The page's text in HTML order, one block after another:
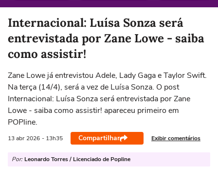
Internacional: Luísa Sonza será
entrevistada por Zane Lowe - saiba
como assistir!
Zane Lowe já entrevistou Adele, Lady Gaga e Taylor Swift.
Na terça (14/4), será a vez de Luísa Sonza. O post
Internacional: Luísa Sonza será entrevistada por Zane
Lowe - saiba como assistir! apareceu primeiro em
POPline.
13 abr 2026 - 13h35 Compartilhar Exibir comentários
Por: Leonardo Torres / Licenciado de Popline